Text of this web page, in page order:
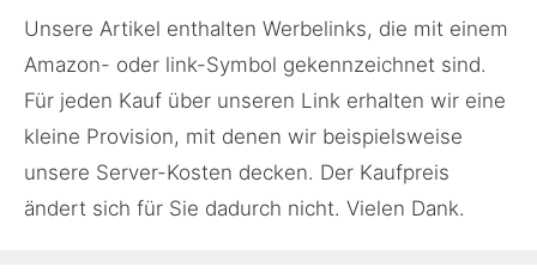
Unsere Artikel enthalten Werbelinks, die mit einem
Amazon- oder link-Symbol gekennzeichnet sind.
Für jeden Kauf über unseren Link erhalten wir eine
kleine Provision, mit denen wir beispielsweise
unsere Server-Kosten decken. Der Kaufpreis
ändert sich für Sie dadurch nicht. Vielen Dank.